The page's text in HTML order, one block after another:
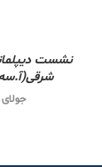
نشست
جولای 25,